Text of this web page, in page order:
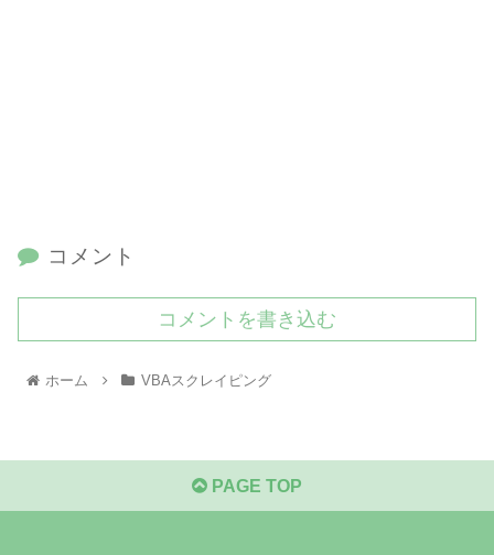
コメント
コメントを書き込む
ホーム VBAスクレイピング
PAGE TOP